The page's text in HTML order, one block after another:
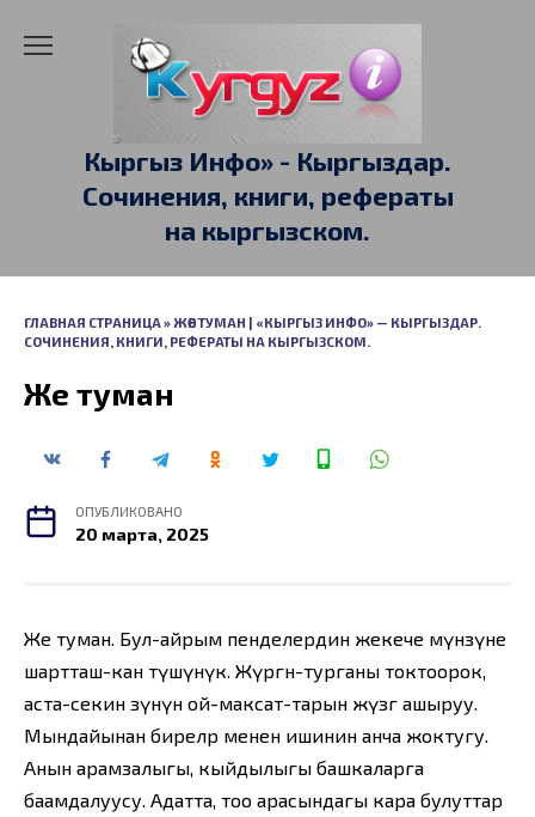
Кыргыз Инфо» - Кыргыздар.
Сочинения, книги, рефераты
на кыргызском.
ГЛАВНАЯ СТРАНИЦА» ЖӨЕ ТУМАН | «КЫРГЫЗ ИНФО» — КЫРГЫЗДАР.
СОЧИНЕНИЯ, КНИГИ, РЕФЕРАТЫ НА КЫРГЫЗСКОМ.
Жөе туман
ОПУБЛИКОВАНО
20 марта, 2025
Жөе туман. Бул-айрым пенделердин жекече мүнөзүне
шартташ-кан түшүнүк. Жүргөн-турганы токтоорок,
аста-секин өзүнүн ой-максат-тарын жүзөгө ашыруу.
Мындайынан бирөелөр менен ишинин анча жоктугу.
Анын арамзалыгы, кыйдылыгы башкаларга
баамдалуусу. Адатта, тоо арасындагы кара булуттар